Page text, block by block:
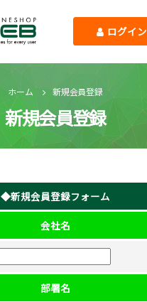
ログイン
ホーム 新規会員登録
新規会員登録
◆新規会員登録フォーム
会社名
部署名